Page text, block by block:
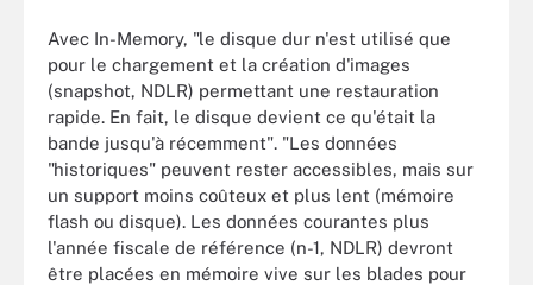
Avec In-Memory, "le disque dur n'est utilisé que
pour le chargement et la création d'images
(snapshot, NDLR) permettant une restauration
rapide. En fait, le disque devient ce qu'était la
bande jusqu'à récemment". "Les données
"historiques" peuvent rester accessibles, mais sur
un support moins coûteux et plus lent (mémoire
flash ou disque). Les données courantes plus
l'année fiscale de référence (n-1, NDLR) devront
être placées en mémoire vive sur les blades pour